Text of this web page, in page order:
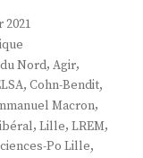
2021
Nord, Agir,
, Cohn-Bendit,
Macron,
, Lille, LREM,
Po Lille,